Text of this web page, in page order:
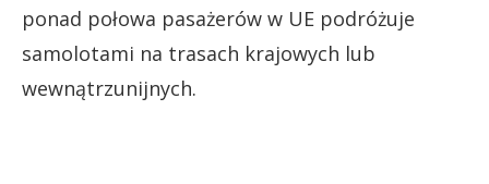
ponad połowa pasażerów w UE podróżuje
samolotami na trasach krajowych lub
wewnątrzunijnych.